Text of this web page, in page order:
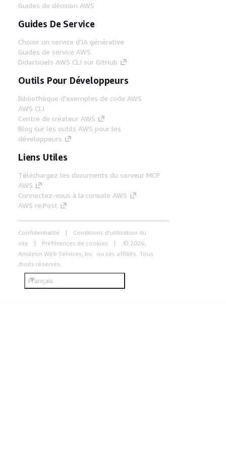
Guides de décision AWS
Guides De Service
Choisir un service d'IA générative
Guides de service AWS
Didacticiels AWS CLI sur GitHub
Outils Pour Développeurs
Bibliothèque d'exemples de code AWS
AWS CLI
Centre de créateur AWS
Blog sur les outils AWS pour les
développeurs
Liens Utiles
Téléchargez les documents du serveur MCP
AWS
Connectez-vous à la console AWS
AWS re:Post
Confidentialité
Conditions d'utilisation du
site
Préférences de cookies
© 2026,
Amazon Web Services, Inc. ou ses affiliés. Tous
droits réservés.
Français